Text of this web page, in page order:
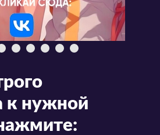
к нужной